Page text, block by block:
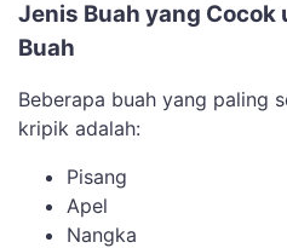
Jenis Buah yang
Buah
Beberapa buah yang paling
kripik adalah:
Pisang
Apel
Nangka